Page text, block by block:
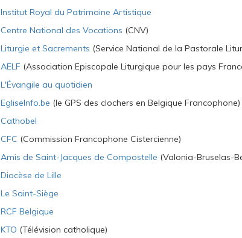
Institut Royal du Patrimoine Artistique
Centre National des Vocations (CNV)
Liturgie et Sacrements (Service National de la Pastorale
AELF (Association Episcopale Liturgique pour les pays
L'Évangile au quotidien
EgliseInfo.be (le GPS des clochers en Belgique Francophone)
Cathobel
CFC (Commission Francophone Cistercienne)
Amis de Saint-Jacques de Compostelle (Valonia-Bruselas-
Diocèse de Lille
Le Saint-Siège
RCF Belgique
KTO (Télévision catholique)